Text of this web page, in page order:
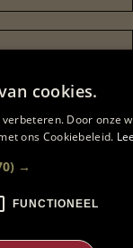
cookies.
Door onze
ons Cookiebeleid.
→
FUNCTIONEEL